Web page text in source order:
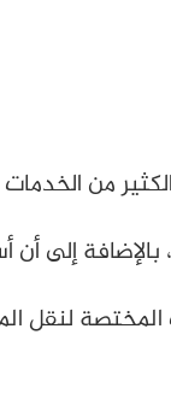
من الخدمات
إلى أن
المختصة لنقل